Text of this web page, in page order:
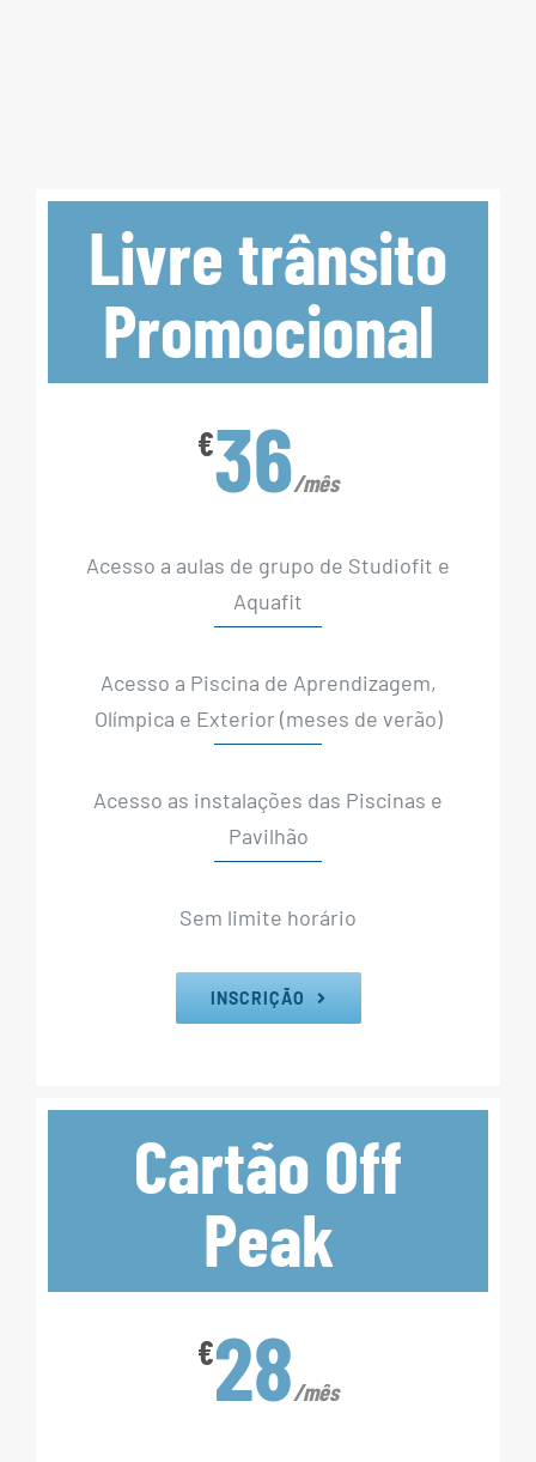
Livre trânsito
Promocional
€36/mês
Acesso a aulas de grupo de Studiofit e
Aquafit
Acesso a Piscina de Aprendizagem,
Olímpica e Exterior (meses de verão)
Acesso as instalações das Piscinas e
Pavilhão
Sem limite horário
INSCRIÇÃO
Cartão Off
Peak
€28/mês